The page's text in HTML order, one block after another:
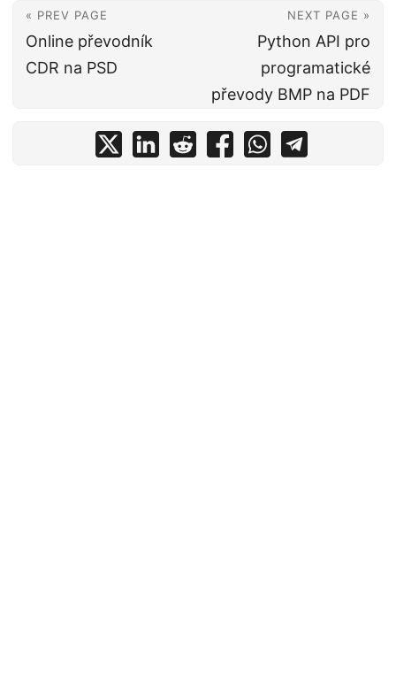
« PREV PAGE
Online převodník
CDR na PSD
NEXT PAGE »
Python API pro
programatické
převody BMP na PDF